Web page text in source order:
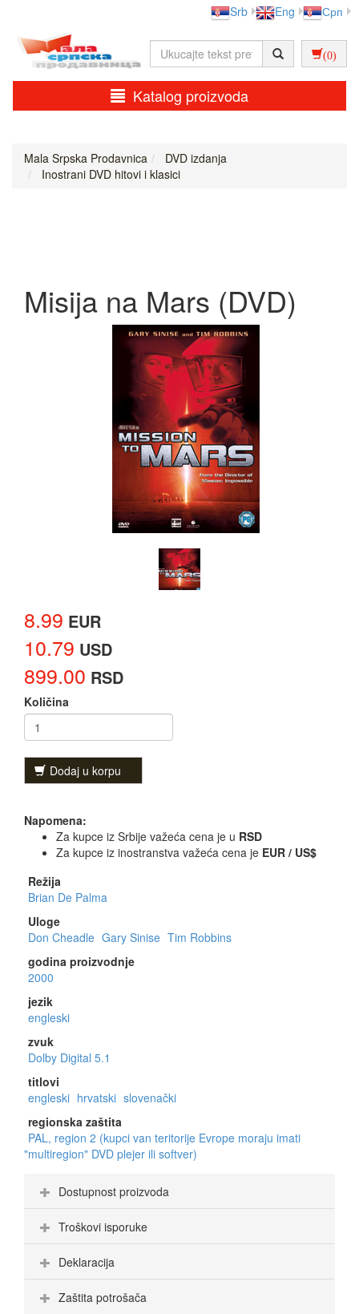
Srb Eng Срп
(0)
Katalog proizvoda
Mala Srpska Prodavnica
DVD izdanja
Inostrani DVD hitovi i klasici
Misija na Mars (DVD)
8.99 EUR
10.79 USD
899.00 RSD
Količina
Dodaj u korpu
Napomena:
Za kupce iz Srbije važeća cena je u RSD
Za kupce iz inostranstva važeća cena je EUR / US$
Režija
Brian De Palma
Uloge
Don Cheadle Gary Sinise Tim Robbins
godina proizvodnje
2000
jezik
engleski
zvuk
Dolby Digital 5.1
titlovi
engleski hrvatski slovenački
regionska zaštita
PAL, region 2 (kupci van teritorije Evrope moraju imati
"multiregion" DVD plejer ili softver)
Dostupnost proizvoda
Troškovi isporuke
Deklaracija
Zaštita potrošača